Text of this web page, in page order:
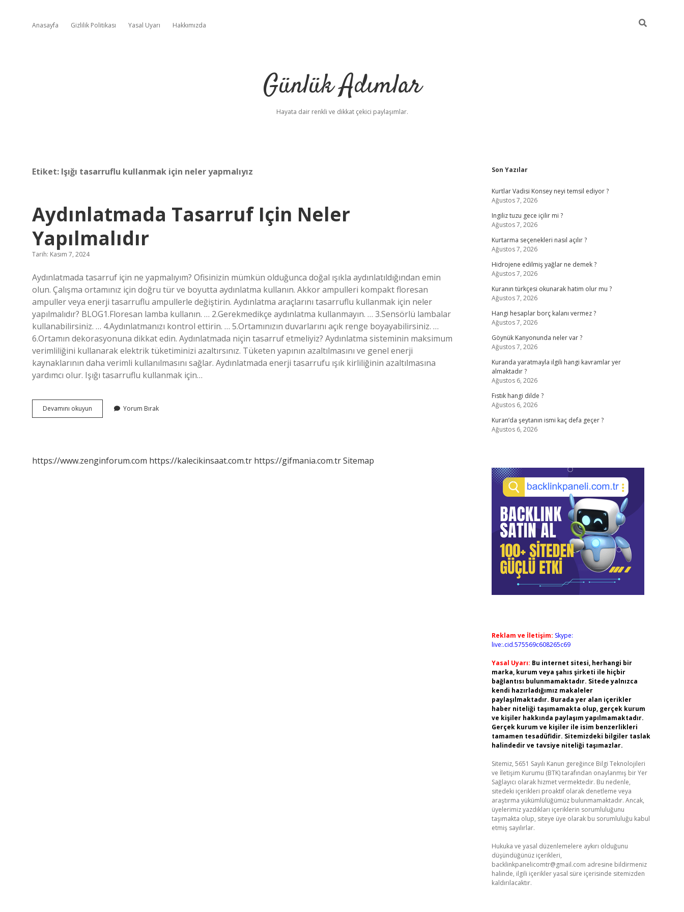
Anasayfa Gizlilik Politikası Yasal Uyarı Hakkımızda
Günlük Adımlar
Hayata dair renkli ve dikkat çekici paylaşımlar.
Etiket: Işığı tasarruflu kullanmak için neler yapmalıyız
Aydınlatmada Tasarruf Için Neler
Yapılmalıdır
Tarih: Kasım 7, 2024
Aydınlatmada tasarruf için ne yapmalıyım? Ofisinizin mümkün olduğunca doğal ışıkla aydınlatıldığından emin
olun. Çalışma ortamınız için doğru tür ve boyutta aydınlatma kullanın. Akkor ampulleri kompakt floresan
ampuller veya enerji tasarruflu ampullerle değiştirin. Aydınlatma araçlarını tasarruflu kullanmak için neler
yapılmalıdır? BLOG1.Floresan lamba kullanın. … 2.Gerekmedikçe aydınlatma kullanmayın. … 3.Sensörlü lambalar
kullanabilirsiniz. … 4.Aydınlatmanızı kontrol ettirin. … 5.Ortamınızın duvarlarını açık renge boyayabilirsiniz. …
6.Ortamın dekorasyonuna dikkat edin. Aydınlatmada niçin tasarruf etmeliyiz? Aydınlatma sisteminin maksimum
verimliliğini kullanarak elektrik tüketiminizi azaltırsınız. Tüketen yapının azaltılmasını ve genel enerji
kaynaklarının daha verimli kullanılmasını sağlar. Aydınlatmada enerji tasarrufu ışık kirliliğinin azaltılmasına
yardımcı olur. Işığı tasarruflu kullanmak için…
Devamını okuyun Aydınlatmada
Tasarruf
Yorum Bırak
https://www.zenginforum.com https://kalecikinsaat.com.tr https://gifmania.com.trSitemap
Sidebar
Son Yazılar
Kurtlar Vadisi Konsey neyi temsil ediyor ?
Ağustos 7, 2026
Ingiliz tuzu gece içilir mi ?
Ağustos 7, 2026
Kurtarma seçenekleri nasıl açılır ?
Ağustos 7, 2026
Hidrojene edilmiş yağlar ne demek ?
Ağustos 7, 2026
Kuranın türkçesi okunarak hatim olur mu ?
Ağustos 7, 2026
Hangi hesaplar borç kalanı vermez ?
Ağustos 7, 2026
Göynük Kanyonunda neler var ?
Ağustos 7, 2026
Kuranda yaratmayla ilgili hangi kavramlar yer
almaktadır ?
Ağustos 6, 2026
Fıstık hangi dilde ?
Ağustos 6, 2026
Kuran’da şeytanın ismi kaç defa geçer ?
Ağustos 6, 2026
Reklam ve İletişim: Skype:
live:.cid.575569c608265c69
Yasal Uyarı: Bu internet sitesi, herhangi bir
marka, kurum veya şahıs şirketi ile hiçbir
bağlantısı bulunmamaktadır. Sitede yalnızca
kendi hazırladığımız makaleler
paylaşılmaktadır. Burada yer alan içerikler
haber niteliği taşımamakta olup, gerçek kurum
ve kişiler hakkında paylaşım yapılmamaktadır.
Gerçek kurum ve kişiler ile isim benzerlikleri
tamamen tesadüfidir. Sitemizdeki bilgiler taslak
halindedir ve tavsiye niteliği taşımazlar.
Sitemiz, 5651 Sayılı Kanun gereğince Bilgi Teknolojileri
ve İletişim Kurumu (BTK) tarafından onaylanmış bir Yer
Sağlayıcı olarak hizmet vermektedir. Bu nedenle,
sitedeki içerikleri proaktif olarak denetleme veya
araştırma yükümlülüğümüz bulunmamaktadır. Ancak,
üyelerimiz yazdıkları içeriklerin sorumluluğunu
taşımakta olup, siteye üye olarak bu sorumluluğu kabul
etmiş sayılırlar.
Hukuka ve yasal düzenlemelere aykırı olduğunu
düşündüğünüz içerikleri,
backlinkpanelicomtr@gmail.com adresine bildirmeniz
halinde, ilgili içerikler yasal süre içerisinde sitemizden
kaldırılacaktır.
betcivdcasino güncel giriş